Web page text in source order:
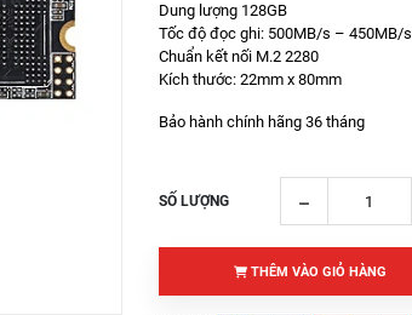
Dung lượng 128GB
Tốc độ đọc ghi: 500MB/s – 450MB/s
Chuẩn kết nối M.2 2280
Kích thước: 22mm x 80mm
Bảo hành chính hãng 36 tháng
SỐ LƯỢNG
THÊM VÀO GIỎ HÀNG